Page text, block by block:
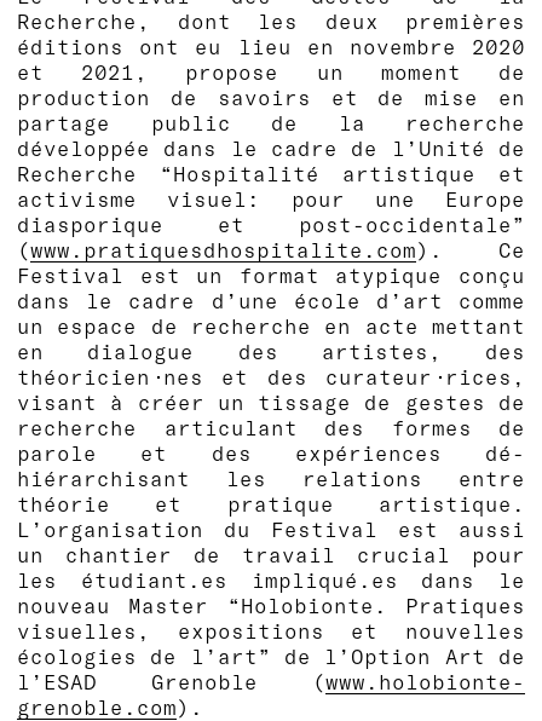
Recherche, dont les deux premières
éditions ont eu lieu en novembre 2020
et 2021, propose un moment de
production de savoirs et de mise en
partage public de la recherche
développée dans le cadre de l’Unité de
Recherche “Hospitalité artistique et
activisme visuel: pour une Europe
diasporique et post-occidentale”
(www.pratiquesdhospitalite.com). Ce
Festival est un format atypique conçu
dans le cadre d’une école d’art comme
un espace de recherche en acte mettant
en dialogue des artistes, des
théoricien·nes et des curateur·rices,
visant à créer un tissage de gestes de
recherche articulant des formes de
parole et des expériences dé-
hiérarchisant les relations entre
théorie et pratique artistique.
L’organisation du Festival est aussi
un chantier de travail crucial pour
les étudiant.es impliqué.es dans le
nouveau Master “Holobionte. Pratiques
visuelles, expositions et nouvelles
écologies de l’art” de l’Option Art de
l’ESAD Grenoble (www.holobionte-
grenoble.com).